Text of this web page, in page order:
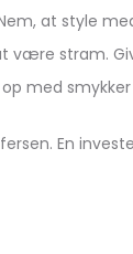
at style
være stram.
med
En